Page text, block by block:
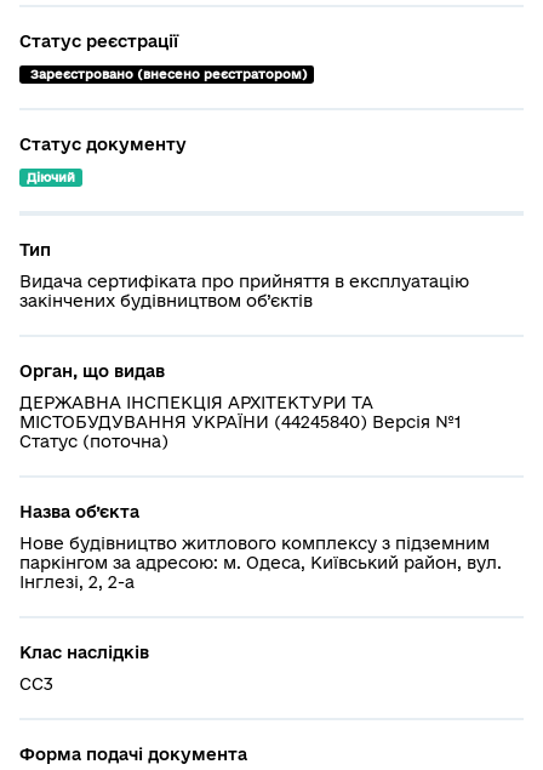
Статус реєстрації
Зареєстровано (внесено реєстратором)
Статус документу
Діючий
Тип
Видача сертифіката про прийняття в експлуатацію
закінчених будівництвом об’єктів
Орган, що видав
ДЕРЖАВНА ІНСПЕКЦІЯ АРХІТЕКТУРИ ТА
МІСТОБУДУВАННЯ УКРАЇНИ (44245840) Версія №1
Статус (поточна)
Назва об’єкта
Нове будівництво житлового комплексу з підземним
паркінгом за адресою: м. Одеса, Київський район, вул.
Інглезі, 2, 2-а
Клас наслідків
СС3
Форма подачі документа